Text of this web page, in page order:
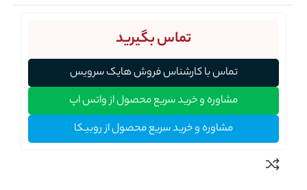
تماس بگیرید
تماس با کارشناس فروش هایک سرویس
مشاوره و خرید سریع محصول از واتس اپ
مشاوره و خرید سریع محصول از روبیکا